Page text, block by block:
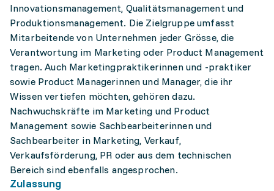
Innovationsmanagement, Qualitätsmanagement und
Produktionsmanagement. Die Zielgruppe umfasst
Mitarbeitende von Unternehmen jeder Grösse, die
Verantwortung im Marketing oder Product Management
tragen. Auch Marketingpraktikerinnen und -praktiker
sowie Product Managerinnen und Manager, die ihr
Wissen vertiefen möchten, gehören dazu.
Nachwuchskräfte im Marketing und Product
Management sowie Sachbearbeiterinnen und
Sachbearbeiter in Marketing, Verkauf,
Verkaufsförderung, PR oder aus dem technischen
Bereich sind ebenfalls angesprochen.
Zulassung